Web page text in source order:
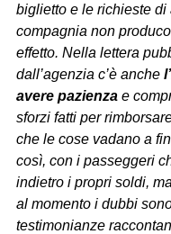
biglietto e le richieste di
compagnia non
effetto. Nella lettera
dall’agenzia c’è anche
avere pazienza e
sforzi fatti per
che le cose vadano a
così, con i passeggeri
indietro i propri soldi,
al momento i dubbi
testimonianze